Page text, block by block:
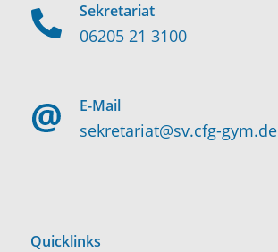
Sekretariat
06205 21 3100
E-Mail
sekretariat@sv.cfg-gym.de
Quicklinks